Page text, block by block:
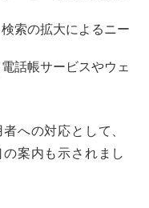
索の拡大によるニー
話帳サービスやウェ
への対応として、
案内も示されまし